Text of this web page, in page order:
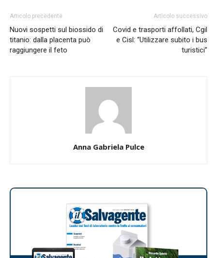
Articolo precedente
Nuovi sospetti sul biossido di
titanio: dalla placenta può
raggiungere il feto
Articolo successivo
Covid e trasporti affollati, Cgil
e Cisl: “Utilizzare subito i bus
turistici”
Anna Gabriela Pulce